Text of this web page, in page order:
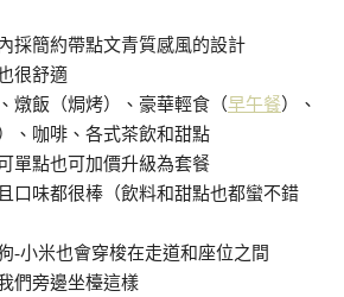
採簡約帶點文青質感風的設計
很舒適
燉飯（焗烤）、豪華輕食（早午餐）、
、咖啡、各式茶飲和甜點
單點也可加價升級為套餐
口味都很棒（飲料和甜點也都蠻不錯
-小米也會穿梭在走道和座位之間
們旁邊坐檯這樣